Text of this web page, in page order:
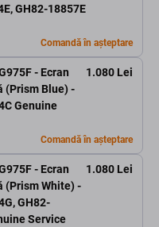
GH82-18857E
Comandă în așteptare
- Ecran
(Prism Blue) -
Genuine
1.080 Lei
Comandă în așteptare
- Ecran
(Prism White) -
GH82-
Service
1.080 Lei